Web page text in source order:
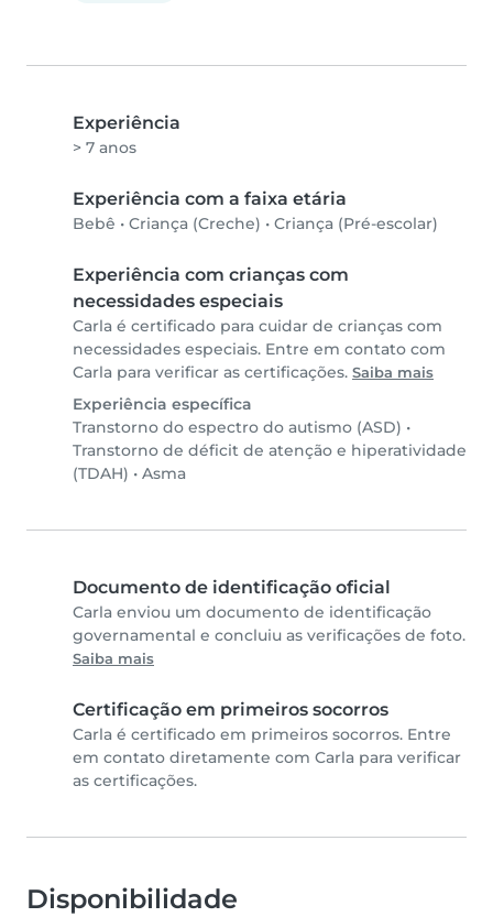
Experiência
> 7 anos
Experiência com a faixa etária
Bebê • Criança (Creche) • Criança (Pré-escolar)
Experiência com crianças com
necessidades especiais
Carla é certificado para cuidar de crianças com
necessidades especiais. Entre em contato com
Carla para verificar as certificações. Saiba mais
Experiência específica
Transtorno do espectro do autismo (ASD) •
Transtorno de déficit de atenção e hiperatividade
(TDAH) • Asma
Documento de identificação oficial
Carla enviou um documento de identificação
governamental e concluiu as verificações de foto.
Saiba mais
Certificação em primeiros socorros
Carla é certificado em primeiros socorros. Entre
em contato diretamente com Carla para verificar
as certificações.
Disponibilidade